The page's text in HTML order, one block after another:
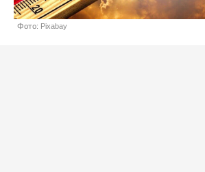
Фото: Pixabay